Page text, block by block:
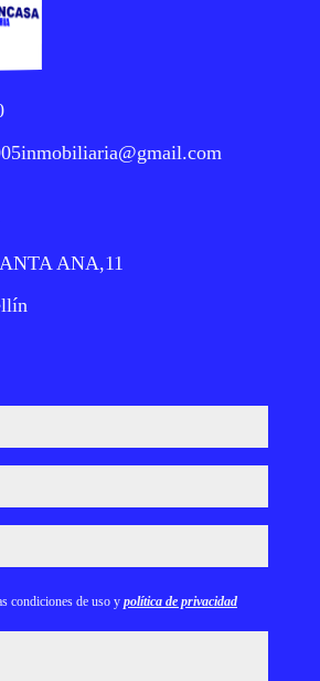
ANA,11
condiciones de uso y política de privacidad